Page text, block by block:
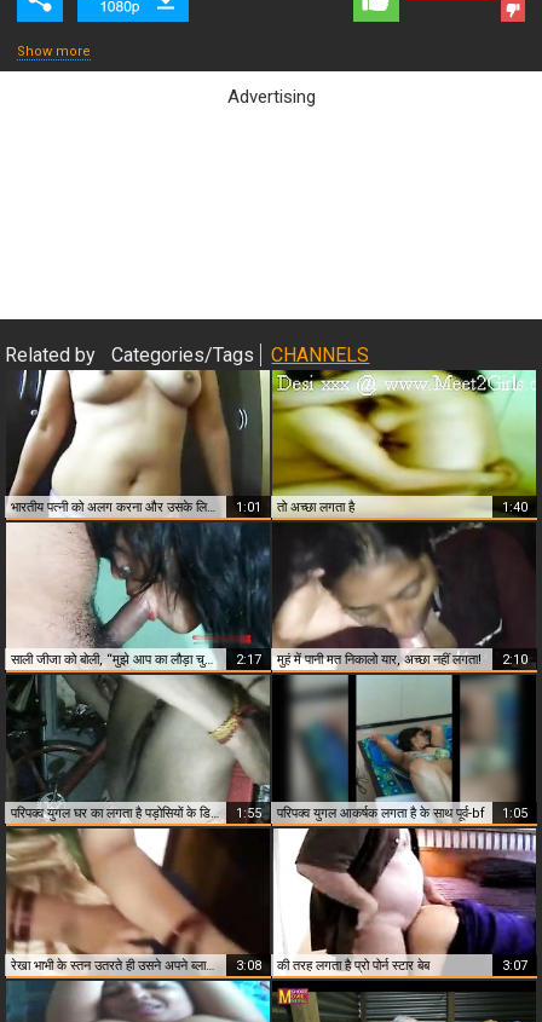
Show more
Advertising
Related by Categories/Tags CHANNELS
भारतीय पत्नी को अलग करना और उसके लिए अपना पूरा नग्न चित्र दिखाना 1:01 तो अच्छा लगता है 1:40
साली जीजा को बोली, “मुझे आप का लौड़ा चुसना बहुत अच्छा लगता है.” 2:17 मुहं में पानी मत निकालो यार, अच्छा नहीं लगता! 2:10
1:55 परिपक्व युगल आकर्षक लगता है के साथ पूर्व-bf 1:05
रेखा भाभी के स्तन उतरते ही उसने अपने ब्लाउज को उतार दिया, जबकि उसे लगता था कि वह देवर का लंड है 3:08 की तरह लगता है प्रो पोर्न स्टार बेब 3:07